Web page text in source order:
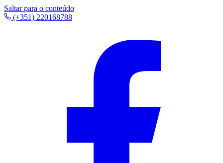
Saltar para o conteúdo
(+351) 220168788